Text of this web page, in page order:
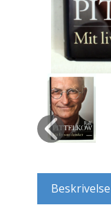
Historie
Hobby
Hus /
Husdyr
Beskrivelse